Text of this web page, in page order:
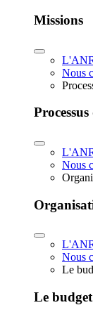
Missions
Nous
Nous
Nous
Le
Le